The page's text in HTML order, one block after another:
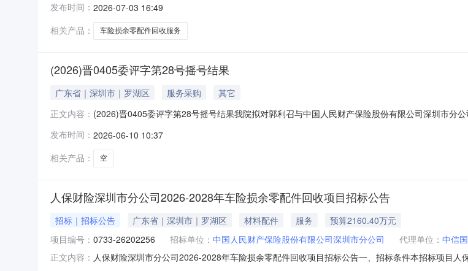
公司（以下简称“招标代理机构”）进行公开招标，有意向且具有提供标的物能力的潜在投标人（以
圳市分公
发布时间： 2026-07-03 16:49
相关产品：
车险损余零配件回收服务
(2026)晋0405委评字第28号摇号结果
广东省｜深圳市｜罗湖区 服务采购
其它
正文内容： (2026)晋0405委评字第28号摇号结果我院拟对郭利召与中国人民财产保险股份有限公司深圳市分
发布时间： 2026-06-10 10:37
相关产品：
空
人保财险深圳市分公司2026-2028年车险损余零配件回收项目招标公告
招标｜招标公告 广东省｜深圳市｜罗湖区 材料配件 服务
预算2160.40万元
项目编号： 0733-26202256 招标单位： 中国人民财产保险股份有限公司深圳市分公司 代理单位： 中信
正文内容： 人保财险深圳市分公司2026-2028年车险损余零配件回收项目招标公告一、招标条件本招标项目